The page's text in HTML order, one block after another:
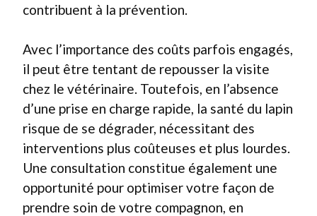
contribuent à la prévention.
Avec l’importance des coûts parfois engagés,
il peut être tentant de repousser la visite
chez le vétérinaire. Toutefois, en l’absence
d’une prise en charge rapide, la santé du lapin
risque de se dégrader, nécessitant des
interventions plus coûteuses et plus lourdes.
Une consultation constitue également une
opportunité pour optimiser votre façon de
prendre soin de votre compagnon, en